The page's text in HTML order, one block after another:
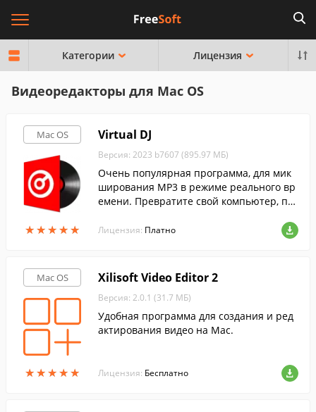
Категории Лицензия
Видеоредакторы для Mac OS
Mac OS
★★★★★
★★★★★
Virtual DJ
Версия: 2023 b7607 (895.97 МБ)
Очень популярная программа, для мик
ширования MP3 в режиме реального вр
емени. Превратите свой компьютер, по
студию.
Лицензия: Платно
Mac OS
★★★★★
★★★★★
Xilisoft Video Editor 2
Версия: 2.0.1 (31.7 МБ)
Удобная программа для создания и ред
актирования видео на Mac.
Лицензия: Бесплатно